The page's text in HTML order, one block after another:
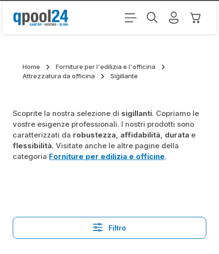
Passa al contenuto principale Il
Home
Forniture per l'edilizia e l'officina
Attrezzatura da officina
Sigillante
Scoprite la nostra selezione di sigillanti. Copriamo le
vostre esigenze professionali. I nostri prodotti sono
caratterizzati da robustezza, affidabilità, durata e
flessibilità. Visitate anche le altre pagine della
categoria Forniture per edilizia e officine.
Filtro